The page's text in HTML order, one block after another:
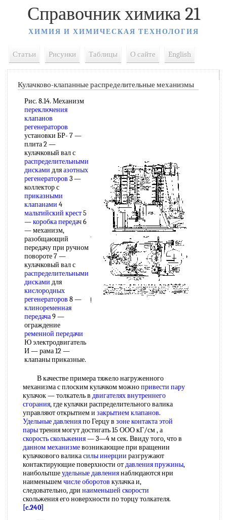
Справочник химика 21
ХИМИЯ И ХИМИЧЕСКАЯ ТЕХНОЛОГИЯ
Статьи Рисунки Таблицы О сайте English
Кулачково-клапанные распределительные механизмы
Рис. 8.14. Механизм
переключения
клапанов
регенераторов
установки БР- 7 —
плита 2 —
кулачковый вал с
распределительными
дисками дляазотных
регенераторов 3 —
коллектор с
приказными
клапанами 4
мальтийский крест5
—коробка передач6
— механизм,
разобщающий
передачу при ручном
повороте 7 —
кулачковый вал с
распределительными
дисками для
кислородных
регенераторов 8 —
клиноременная
передача9 —
ограждение
ременной передачи
Ю электродвигатель
И — рама 12 —
клапаны приказные.
В качестве примера тяжело нагруженного
механизма с плоским кулачком можнопривести пару
кулачок — толкатель в двигателях внутреннего
сгорания, где кулачки распределительного валика
управляют открытием и закрытием клапанов.
Удельные давленияпо Герцу в зоне контактаэтой
парытрения могут достигать 15 ООО кГ/см , а
скорость скольжения— 3—4 м сек. Ввиду того, что в
данном механизмевозникающие при вращении
кулачкового валикасилы инерции разгружают
контактирующие поверхности отдавления пружины,
наибольпшеудельные давлениянаблюдаются нри
наименьшемчисле оборотов кулачка и,
следовательно, дри наименьшей скорости
скольжения его новерхности по торцу толкателя.
[c.240]